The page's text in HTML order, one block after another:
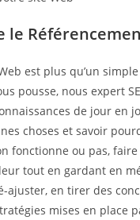
le
est plus qu’un simple
pousse, nous expert
de jour en
choses et savoir
fonctionne ou pas, faire
tout en gardant en
ajuster, en tirer des
mises en place